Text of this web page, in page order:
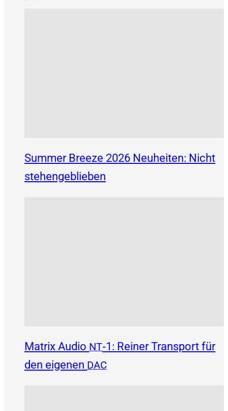
Summer Breeze 2026 Neuheiten: Nicht
stehengeblieben
Matrix Audio NT‑1: Reiner Transport für
den eigenen DAC